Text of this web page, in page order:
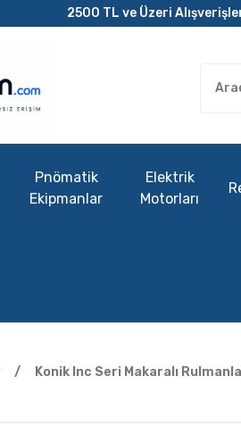
2500 TL ve Üzeri
Pnömatik
Ekipmanlar
Elektrik
Motorları
Konik Inc Seri Makaralı